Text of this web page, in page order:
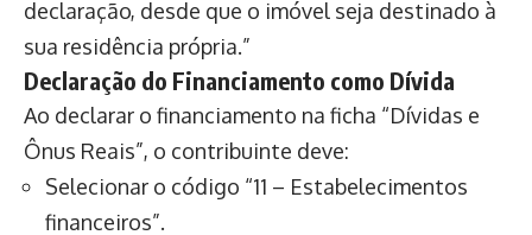
declaração, desde que o imóvel seja destinado à
sua residência própria.”
Declaração do Financiamento como Dívida
Ao declarar o financiamento na ficha “Dívidas e
Ônus Reais”, o contribuinte deve:
Selecionar o código “11 – Estabelecimentos
financeiros”.